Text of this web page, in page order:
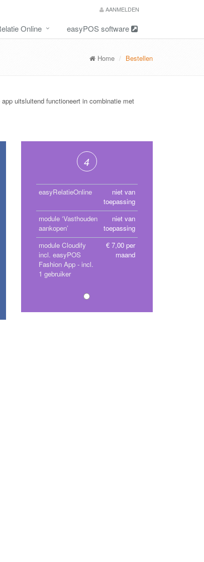
AANMELDEN
Online easyPOS software
Home Bestellen
uitsluitend functioneert in combinatie met
4
easyRelatieOnline
niet van
toepassing
module ‘Vasthouden
aankopen’
niet van
toepassing
module Cloudify
incl. easyPOS
Fashion App - incl.
1 gebruiker
€ 7,00 per
maand